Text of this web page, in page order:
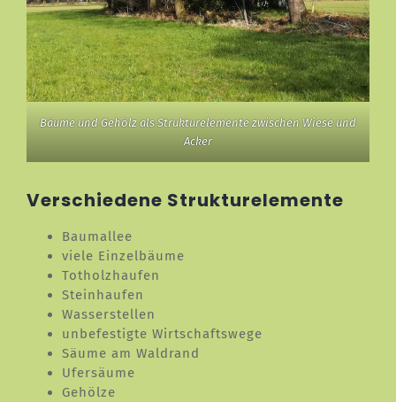
Bäume und Gehölz als Strukturelemente zwischen Wiese und
Acker
Verschiedene Strukturelemente
Baumallee
viele Einzelbäume
Totholzhaufen
Steinhaufen
Wasserstellen
unbefestigte Wirtschaftswege
Säume am Waldrand
Ufersäume
Gehölze